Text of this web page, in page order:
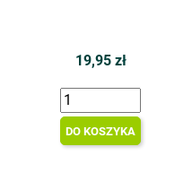
19,95 zł
DO KOSZYKA